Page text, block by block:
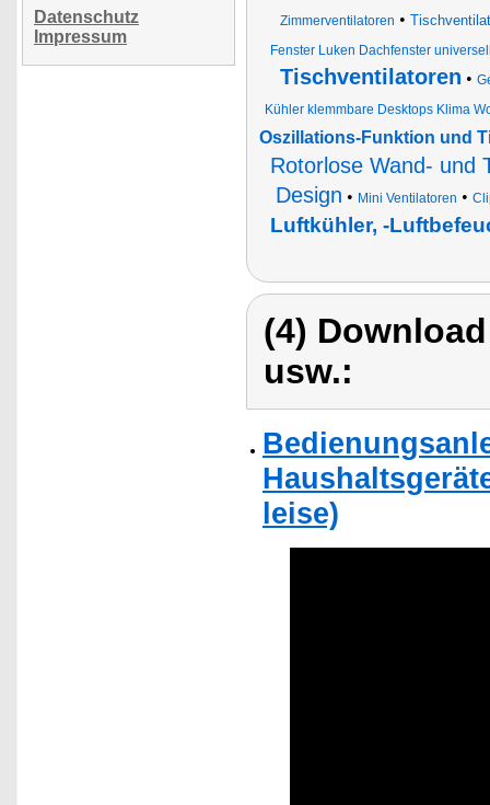
Datenschutz
Impressum
Zimmerventilatoren •
Fenster Luken Dachfenster
Tischventilatoren •
Kühler klemmbare Desktops Klima
Oszillations-Funktion und
Rotorlose Wand- und
Design • Mini Ventilatoren •
Luftkühler, -
(4)
usw.:
leise)